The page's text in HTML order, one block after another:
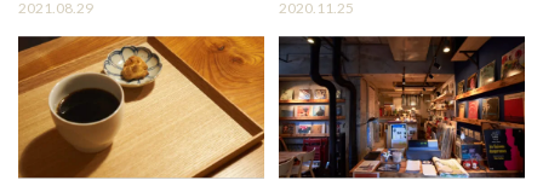
2021.08.29
2020.11.25